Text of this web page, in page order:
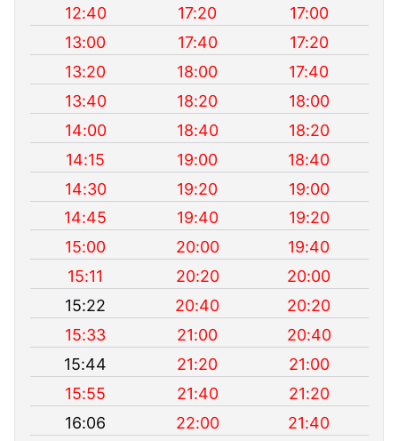
12:40
17:20
17:00
13:00
17:40
17:20
13:20
18:00
17:40
13:40
18:20
18:00
14:00
18:40
18:20
14:15
19:00
18:40
14:30
19:20
19:00
14:45
19:40
19:20
15:00
20:00
19:40
15:11
20:20
20:00
15:22
20:40
20:20
15:33
21:00
20:40
15:44
21:20
21:00
15:55
21:40
21:20
16:06
22:00
21:40